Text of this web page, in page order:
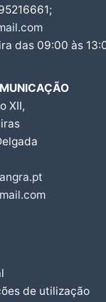
das 09:00 às
XII,
de utilização